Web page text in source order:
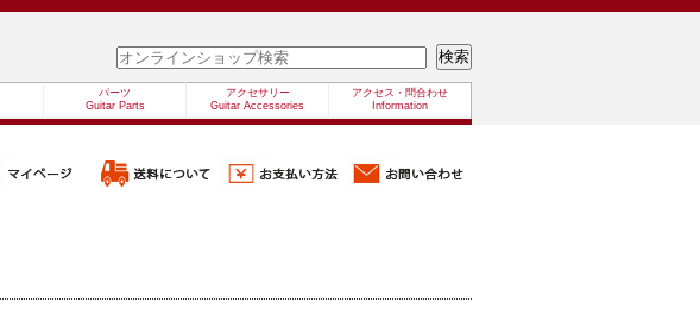
パーツ
Guitar Parts
アクセサリー
Guitar Accessories
アクセス・問合わせ
Information